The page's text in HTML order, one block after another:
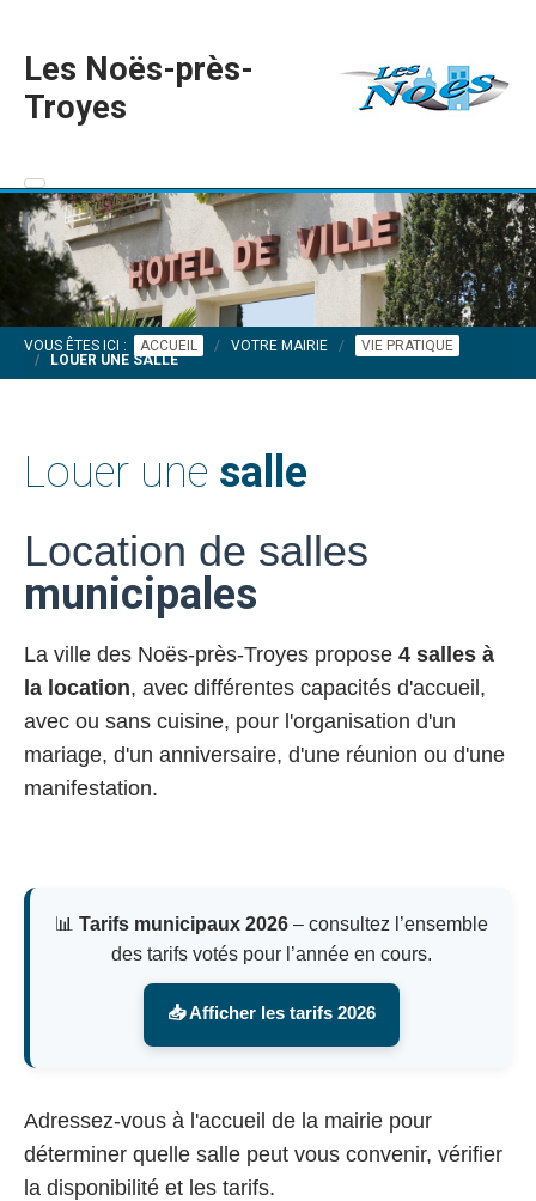
Les Noës-près-
Troyes
VOUS ÊTES ICI : ACCUEIL VOTRE MAIRIE
VIE PRATIQUE
LOUER UNE SALLE
Louer une salle
Location de salles
municipales
La ville des Noës-près-Troyes propose 4 salles à
la location, avec différentes capacités d'accueil,
avec ou sans cuisine, pour l'organisation d'un
mariage, d'un anniversaire, d'une réunion ou d'une
manifestation.
📊 Tarifs municipaux 2026– consultez l’ensemble
des tarifs votés pour l’année en cours.
📥 Afficher les tarifs 2026
Adressez-vous à l'accueil de la mairie pour
déterminer quelle salle peut vous convenir, vérifier
la disponibilité et les tarifs.